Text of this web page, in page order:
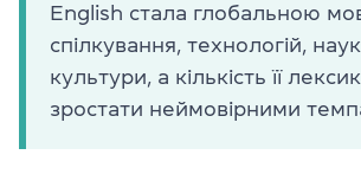
English стала глобальною
спілкування, технологій,
культури, а кількість її
зростати неймовірними